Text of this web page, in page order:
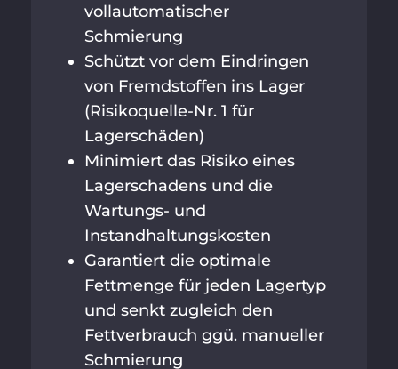
vollautomatischer
Schmierung
Schützt vor dem Eindringen
von Fremdstoffen ins Lager
(Risikoquelle-Nr. 1 für
Lagerschäden)
Minimiert das Risiko eines
Lagerschadens und die
Wartungs- und
Instandhaltungskosten
Garantiert die optimale
Fettmenge für jeden Lagertyp
und senkt zugleich den
Fettverbrauch ggü. manueller
Schmierung